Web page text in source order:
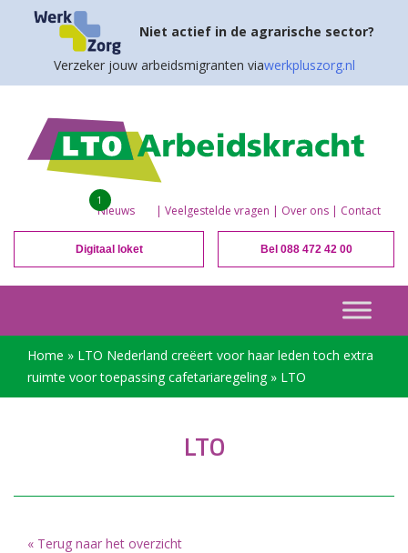
Niet actief in de agrarische sector?
Verzeker jouw arbeidsmigranten viawerkpluszorg.nl
Nieuws
1
| Veelgestelde vragen | Over ons | Contact
Digitaal loket Bel 088 472 42 00
Home » LTO Nederland creëert voor haar leden toch extra
ruimte voor toepassing cafetariaregeling» LTO
LTO
« Terug naar het overzicht